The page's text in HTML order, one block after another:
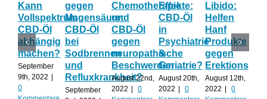
Kann
Vollspektrum
CBD-Öl
abhängig
machen?
September
9th, 2022
0
gegen
Magensäure:
CBD-Öl
bei
Sodbrennen
und
Refluxkrankheit?
September
Chemotherapie
und
CBD-Öl
gegen
neuropathische
Beschwerden
August 22nd,
2022
0
Effekte:
CBD-Öl
in
Psychiatrie
&
Geriatrie?
August 20th,
2022
0
Libido:
Helfen
Hanf
Produkte
gegen
August 12th,
2022
0